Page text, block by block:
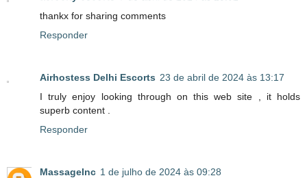
thankx for sharing comments
Responder
Airhostess Delhi Escorts 23 de abril de 2024 às 13:17
I truly enjoy looking through on this web site , it holds
superb content .
Responder
MassageInc 1 de julho de 2024 às 09:28